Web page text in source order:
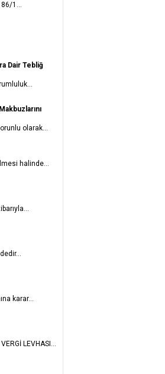
1...
Dair Tebliğ
olarak...
halinde...
karar...
LEVHASI...